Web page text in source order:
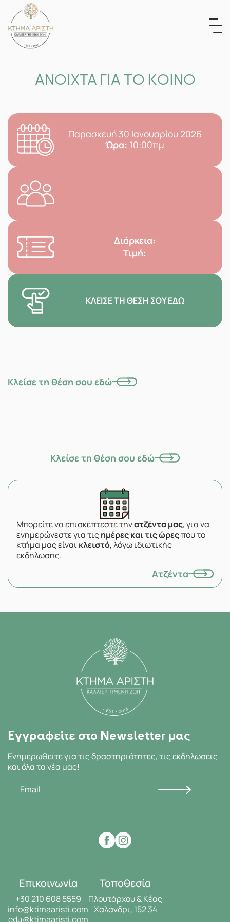
content
ΑΝΟΙΧΤΑ ΓΙΑ ΤΟ ΚΟΙΝΟ
Παρασκευή 30 Ιανουαρίου 2026
Ώρα: 10:00πμ
Διάρκεια:
Τιμή:
ΚΛΕΊΣΕ ΤΗ ΘΈΣΗ ΣΟΥ ΕΔΏ
Κλείσε τη θέση σου εδώ
Κλείσε τη θέση σου εδώ
Μπορείτε να επισκέπτεστε τηνατζέντα μας, για να
ενημερώνεστε για τιςημέρες και τις ώρεςπου το
κτήμα μας είναικλειστό, λόγω ιδιωτικής
εκδήλωσης.
Ατζέντα
Εγγραφείτε στο Newsletter μας
Ενημερωθείτε για τις δραστηριότητες, τις εκδηλώσεις
και όλα τα νέα μας!
Επικοινωνία
+30 210 608 5559
info@ktimaaristi.com
edu@ktimaaristi.com
Τοποθεσία
Πλουτάρχου & Κέας
Χαλάνδρι, 152 34